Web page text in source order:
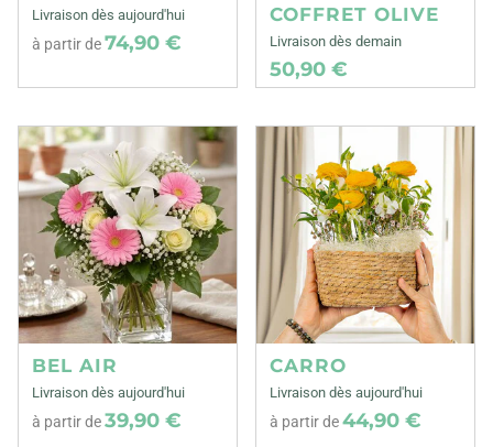
Livraison dès aujourd'hui
à partir de74,90 €
COFFRET OLIVE
Livraison dès demain
50,90 €
BEL AIR
Livraison dès aujourd'hui
à partir de39,90 €
CARRO
Livraison dès aujourd'hui
à partir de44,90 €